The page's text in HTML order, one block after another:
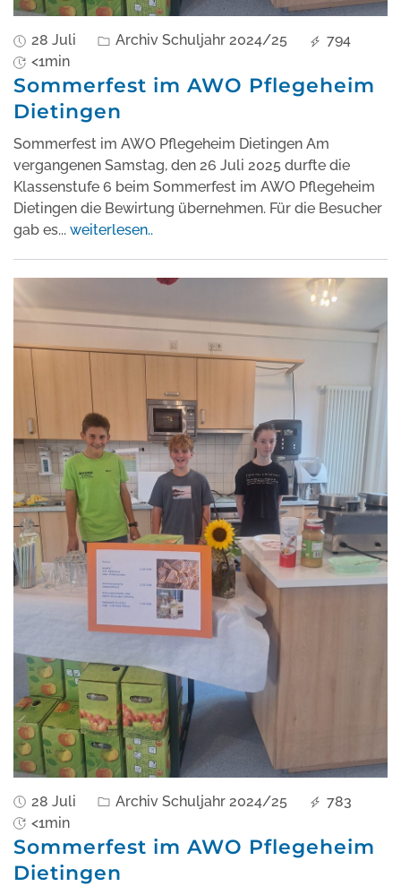
28 Juli Archiv Schuljahr 2024/25
794
<1min
Sommerfest im AWO Pflegeheim
Dietingen
Sommerfest im AWO Pflegeheim Dietingen Am
vergangenen Samstag, den 26 Juli 2025 durfte die
Klassenstufe 6 beim Sommerfest im AWO Pflegeheim
Dietingen die Bewirtung übernehmen. Für die Besucher
gab es... weiterlesen..
28 Juli Archiv Schuljahr 2024/25
783
<1min
Sommerfest im AWO Pflegeheim
Dietingen